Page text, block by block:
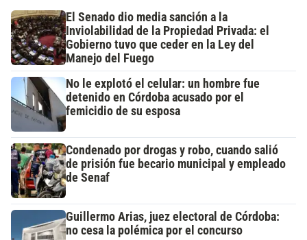
El Senado dio media sanción a la
Inviolabilidad de la Propiedad Privada: el
Gobierno tuvo que ceder en la Ley del
Manejo del Fuego
No le explotó el celular: un hombre fue
detenido en Córdoba acusado por el
femicidio de su esposa
Condenado por drogas y robo, cuando salió
de prisión fue becario municipal y empleado
de Senaf
Guillermo Arias, juez electoral de Córdoba:
no cesa la polémica por el concurso